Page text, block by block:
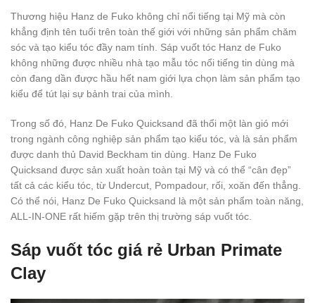
Thương hiệu Hanz de Fuko không chỉ nổi tiếng tại Mỹ mà còn
khẳng định tên tuổi trên toàn thế giới với những sản phẩm chăm
sóc và tạo kiểu tóc đầy nam tính. Sáp vuốt tóc Hanz de Fuko
không những được nhiều nhà tạo mẫu tóc nổi tiếng tin dùng mà
còn đang dần được hầu hết nam giới lựa chọn làm sản phẩm tạo
kiểu để tút lại sự bảnh trai của mình.
Trong số đó, Hanz De Fuko Quicksand đã thổi một làn gió mới
trong ngành công nghiệp sản phẩm tạo kiểu tóc, và là sản phẩm
được danh thủ David Beckham tin dùng. Hanz De Fuko
Quicksand được sản xuất hoàn toàn tại Mỹ và có thể “cân đẹp”
tất cả các kiểu tóc, từ Undercut, Pompadour, rối, xoăn đến thẳng.
Có thể nói, Hanz De Fuko Quicksand là một sản phẩm toàn năng,
ALL-IN-ONE rất hiếm gặp trên thị trường sáp vuốt tóc.
Sáp vuốt tóc giá rẻ Urban Primate
Clay